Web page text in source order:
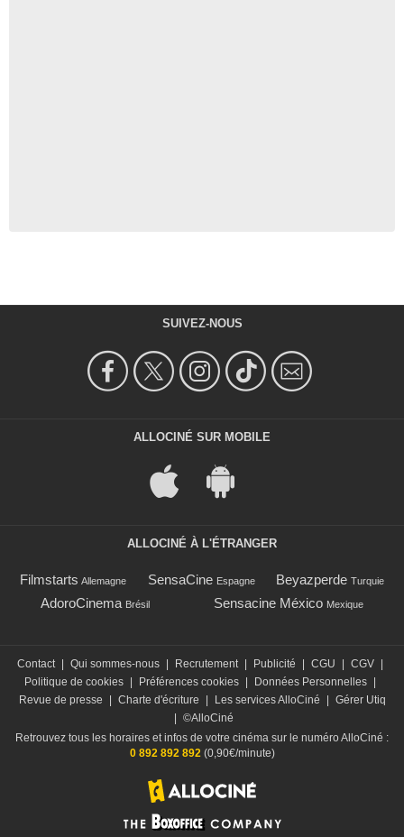
SUIVEZ-NOUS
ALLOCINÉ SUR MOBILE
ALLOCINÉ À L'ÉTRANGER
Filmstarts Allemagne SensaCine Espagne Beyazperde Turquie
AdoroCinema Brésil Sensacine México Mexique
Contact Qui sommes-nous Recrutement Publicité CGU CGV
Politique de cookies
Préférences cookies Données Personnelles
Revue de presse
Charte d'écriture Les services AlloCiné
Gérer Utiq
©AlloCiné
Retrouvez tous les horaires et infos de votre cinéma sur le numéro AlloCiné :
0 892 892 892(0,90€/minute)